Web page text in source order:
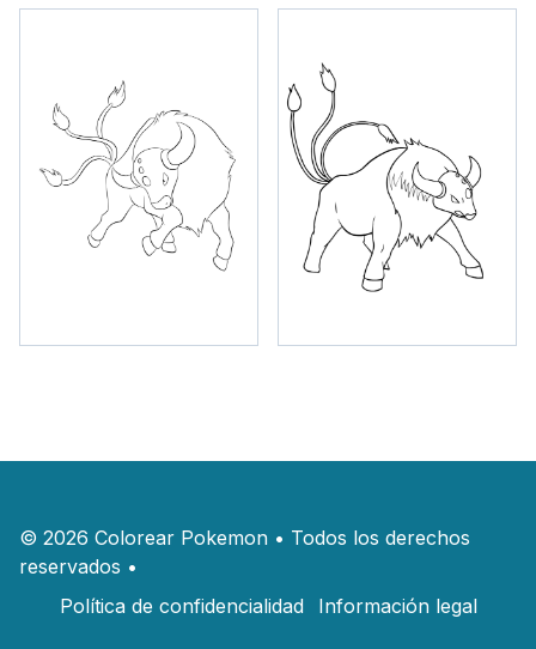
© 2026 Colorear Pokemon • Todos los derechos
reservados •
Política de confidencialidad
Información legal